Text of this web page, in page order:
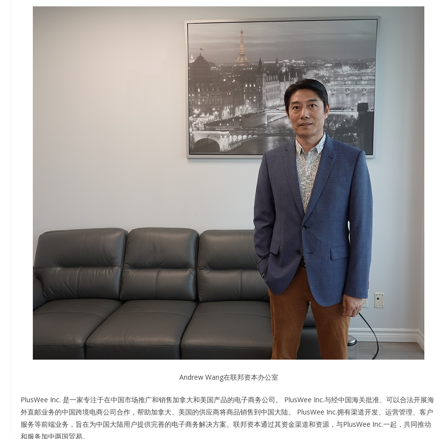
Andrew Wang在联邦资本办公室
PlusWee Inc. 是一家专注于在中国市场推广和销售加拿大和美国产品的电子商务公司。 PlusWee Inc.与经中国海关批准、可以合法开展海
外直邮业务的中国跨境电商公司合作，帮助加拿大、美国的供应商将商品销售到中国大陆。 PlusWee Inc.拥有渠道开发、运营管理、客户
服务等前端业务，旨在为中国大陆用户提供完善的电子商务解决方案。联邦资本通过其资金渠道和资源，与PlusWee Inc.一起，共同推动
和服务加中两国贸易。